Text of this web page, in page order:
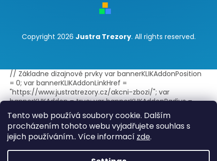
Tento web používá soubory cookie. Dalším
procházením tohoto webu vyjadřujete souhlas s
jejich používáním.. Více informací zde.
Copyright 2026 Justra Trezory. All rights reserved.
// Základne dizajnové prvky var bannerKLIKAddonPosition
= 0; var bannerKLIKAddonLinkHref =
"https://www.justratrezory.cz/akcni-zbozi/"; var
bannerKLIKAddon = true; var bannerKLIKAddonRadius =
false; var bannerKLIKAddonBorder = true; var
bannerKLIKAddonLink = true; var
bannerKLIKAddonLinkExternal = true; // Text doplnku -
jeden jazyk var bannerKLIKAddonTitle = "Akce"; var
var bannerKLIKAddonTitleLang =